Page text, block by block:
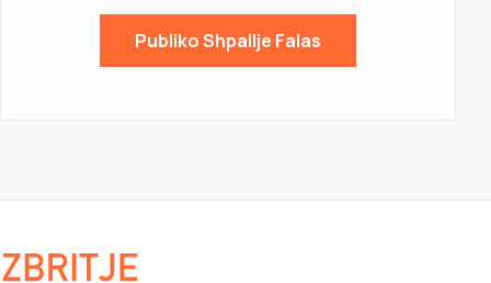
Publiko Shpallje Falas